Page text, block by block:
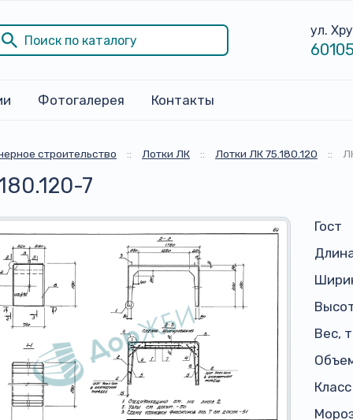
ул.
Фотогалерея Контакты
строительство :: Лотки ЛК :: Лотки ЛК 75.180.120 ::
7
Гост
Вес,